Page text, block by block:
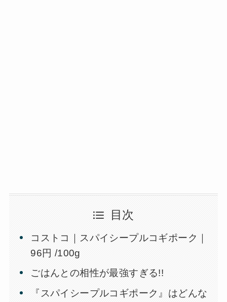
目次
コストコ｜スパイシープルコギポーク｜
96円 /100g
ごはんとの相性が最強すぎる!!
『スパイシープルコギポーク』はどんな